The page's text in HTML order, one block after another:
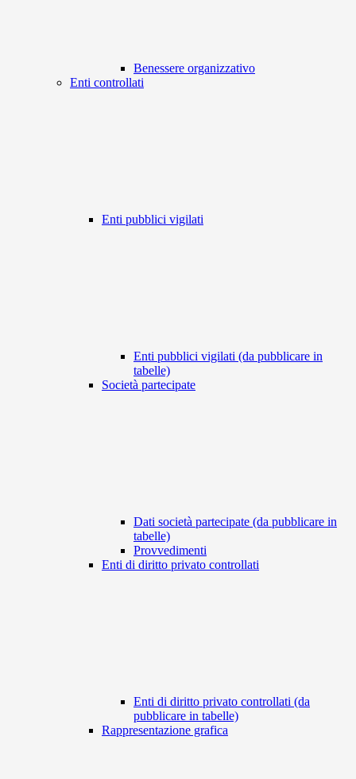
Benessere organizzativo
Enti controllati
Enti pubblici vigilati
Enti pubblici vigilati (da pubblicare in
tabelle)
Società partecipate
Dati società partecipate (da pubblicare in
tabelle)
Provvedimenti
Enti di diritto privato controllati
Enti di diritto privato controllati (da
pubblicare in tabelle)
Rappresentazione grafica